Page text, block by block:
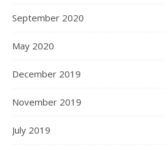
September 2020
May 2020
December 2019
November 2019
July 2019